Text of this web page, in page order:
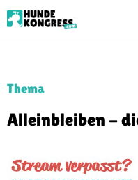
Thema
Alleinbleiben -